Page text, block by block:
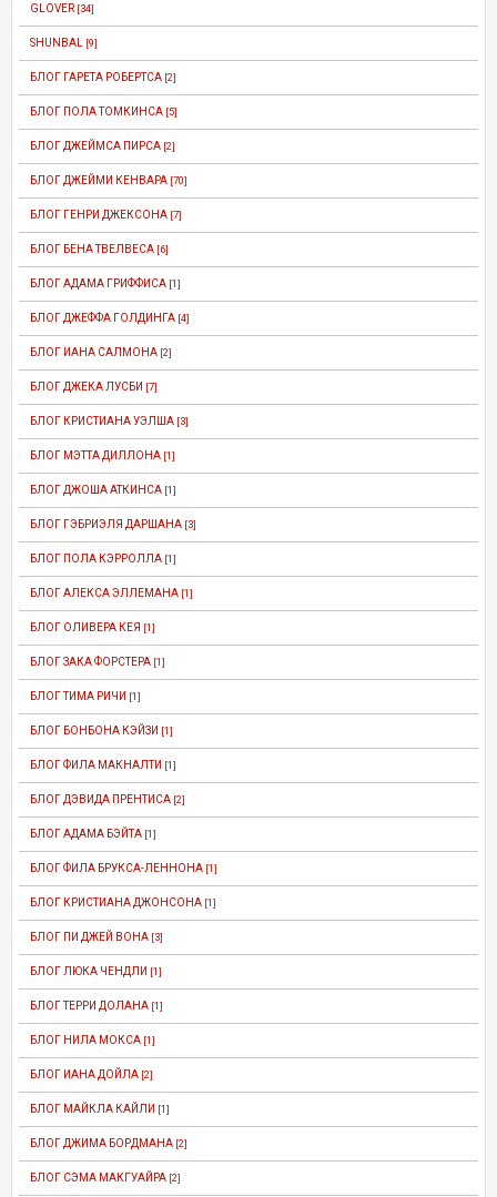
GLOVER [34]
SHUNBAL [9]
БЛОГ ГАРЕТА РОБЕРТСА [2]
БЛОГ ПОЛА ТОМКИНСА [5]
БЛОГ ДЖЕЙМСА ПИРСА [2]
БЛОГ ДЖЕЙМИ КЕНВАРА [70]
БЛОГ ГЕНРИ ДЖЕКСОНА [7]
БЛОГ БЕНА ТВЕЛВЕСА [6]
БЛОГ АДАМА ГРИФФИСА [1]
БЛОГ ДЖЕФФА ГОЛДИНГА [4]
БЛОГ ИАНА САЛМОНА [2]
БЛОГ ДЖЕКА ЛУСБИ [7]
БЛОГ КРИСТИАНА УЭЛША [3]
БЛОГ МЭТТА ДИЛЛОНА [1]
БЛОГ ДЖОША АТКИНСА [1]
БЛОГ ГЭБРИЭЛЯ ДАРШАНА [3]
БЛОГ ПОЛА КЭРРОЛЛА [1]
БЛОГ АЛЕКСА ЭЛЛЕМАНА [1]
БЛОГ ОЛИВЕРА КЕЯ [1]
БЛОГ ЗАКА ФОРСТЕРА [1]
БЛОГ ТИМА РИЧИ [1]
БЛОГ БОНБОНА КЭЙЗИ [1]
БЛОГ ФИЛА МАКНАЛТИ [1]
БЛОГ ДЭВИДА ПРЕНТИСА [2]
БЛОГ АДАМА БЭЙТА [1]
БЛОГ ФИЛА БРУКСА-ЛЕННОНА [1]
БЛОГ КРИСТИАНА ДЖОНСОНА [1]
БЛОГ ПИ ДЖЕЙ ВОНА [3]
БЛОГ ЛЮКА ЧЕНДЛИ [1]
БЛОГ ТЕРРИ ДОЛАНА [1]
БЛОГ НИЛА МОКСА [1]
БЛОГ ИАНА ДОЙЛА [2]
БЛОГ МАЙКЛА КАЙЛИ [1]
БЛОГ ДЖИМА БОРДМАНА [2]
БЛОГ СЭМА МАКГУАЙРА [2]